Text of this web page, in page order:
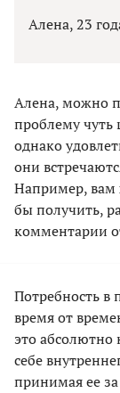
Алена, 23
Алена, можно
проблему чуть
однако
они
Например, вам
бы получить,
комментарии
Потребность в
время от
это абсолютно
себе
принимая ее